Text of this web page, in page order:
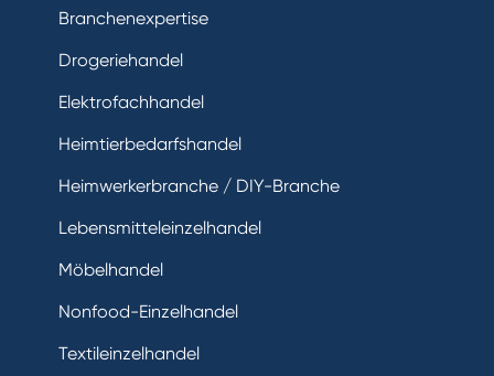
Branchenexpertise
Drogeriehandel
Elektrofachhandel
Heimtierbedarfshandel
Heimwerkerbranche / DIY-Branche
Lebensmitteleinzelhandel
Möbelhandel
Nonfood-Einzelhandel
Textileinzelhandel